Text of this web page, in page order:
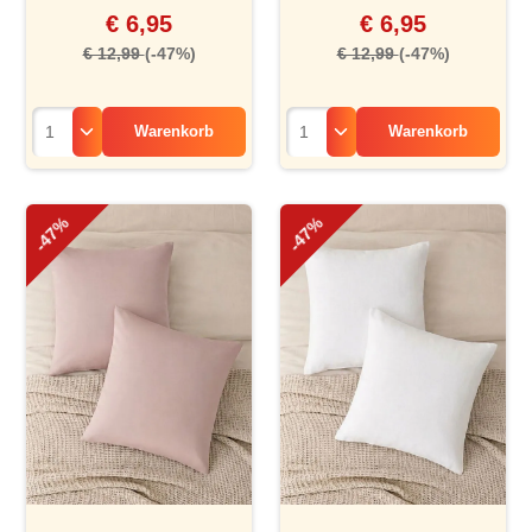
€ 6,95
€ 12,99(-47%)
Warenkorb
€ 6,95
€ 12,99(-47%)
Warenkorb
-47% -47%